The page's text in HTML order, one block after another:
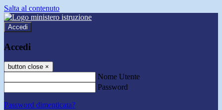
Salta al contenuto
Accedi
Accedi
button close ×
Nome Utente
Password
Password dimenticata?